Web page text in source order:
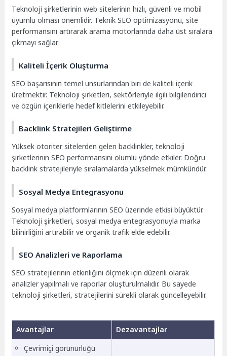
Teknoloji şirketlerinin web sitelerinin hızlı, güvenli ve mobil
uyumlu olması önemlidir. Teknik SEO optimizasyonu, site
performansını artırarak arama motorlarında daha üst sıralara
çıkmayı sağlar.
Kaliteli İçerik Oluşturma
SEO başarısının temel unsurlarından biri de kaliteli içerik
üretmektir. Teknoloji şirketleri, sektörleriyle ilgili bilgilendirici
ve özgün içeriklerle hedef kitlelerini etkileyebilir.
Backlink Stratejileri Geliştirme
Yüksek otoriter sitelerden gelen backlinkler, teknoloji
şirketlerinin SEO performansını olumlu yönde etkiler. Doğru
backlink stratejileriyle sıralamalarda yükselmek mümkündür.
Sosyal Medya Entegrasyonu
Sosyal medya platformlarının SEO üzerinde etkisi büyüktür.
Teknoloji şirketleri, sosyal medya entegrasyonuyla marka
bilinirliğini artırabilir ve organik trafik elde edebilir.
SEO Analizleri ve Raporlama
SEO stratejilerinin etkinliğini ölçmek için düzenli olarak
analizler yapılmalı ve raporlar oluşturulmalıdır. Bu sayede
teknoloji şirketleri, stratejilerini sürekli olarak güncelleyebilir.
Avantajlar
Dezavantajlar
Çevrimiçi görünürlüğü